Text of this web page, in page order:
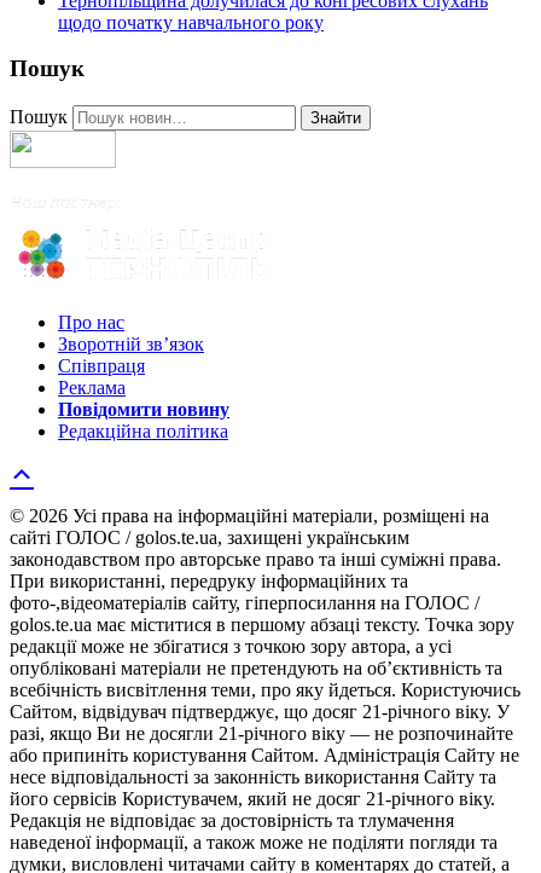
щодо початку навчального року
Пошук
Пошук Знайти
Про нас
Зворотній зв’язок
Співпраця
Реклама
Повідомити новину
Редакційна політика
© 2026 Усі права на інформаційні матеріали, розміщені на
сайті ГОЛОС / golos.te.ua, захищені українським
законодавством про авторське право та інші суміжні права.
При використанні, передруку інформаційних та
фото-,відеоматеріалів сайту, гіперпосилання на ГОЛОС /
golos.te.ua має міститися в першому абзаці тексту. Точка зору
редакції може не збігатися з точкою зору автора, а усі
опубліковані матеріали не претендують на об’єктивність та
всебічність висвітлення теми, про яку йдеться. Користуючись
Сайтом, відвідувач підтверджує, що досяг 21-річного віку. У
разі, якщо Ви не досягли 21-річного віку — не розпочинайте
або припиніть користування Сайтом. Адміністрація Сайту не
несе відповідальності за законність використання Сайту та
його сервісів Користувачем, який не досяг 21-річного віку.
Редакція не відповідає за достовірність та тлумачення
наведеної інформації, а також може не поділяти погляди та
думки, висловлені читачами сайту в коментарях до статей, а